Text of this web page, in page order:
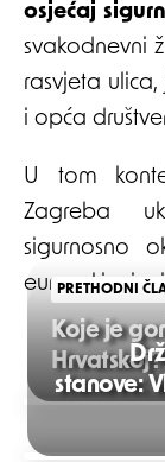
osjećaj
svakodnevni
rasvjeta
i opća
U tom
Zagreba
sigurnosno
europskim i
Post
PRETHODNI
Koje je
stanove: